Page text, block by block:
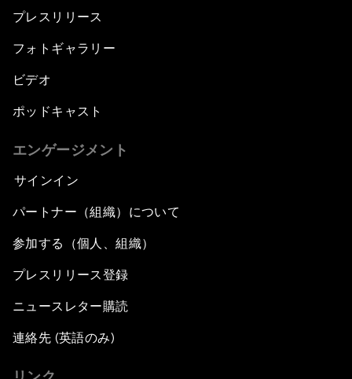
プレスリリース
フォトギャラリー
ビデオ
ポッドキャスト
エンゲージメント
サインイン
パートナー（組織）について
参加する（個人、組織）
プレスリリース登録
ニュースレター購読
連絡先 (英語のみ)